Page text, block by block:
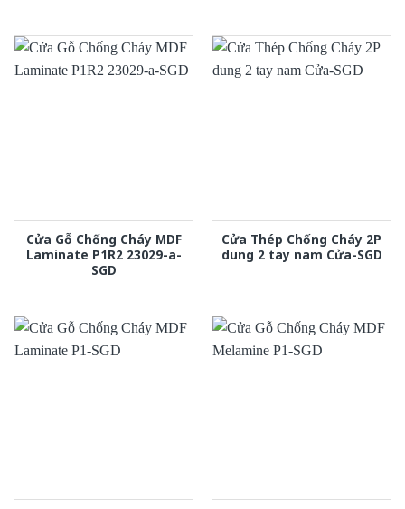
Cửa Gỗ Chống Cháy MDF
Laminate P1R2 23029-a-
SGD
Cửa Thép Chống Cháy 2P
dung 2 tay nam Cửa-SGD